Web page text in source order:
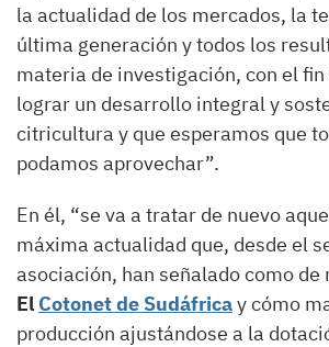
la actualidad de los mercados, la
última generación y todos los
materia de investigación, con el
lograr un desarrollo integral y
citricultura y que esperamos que
podamos aprovechar”.
En él, “se va a tratar de nuevo
máxima actualidad que, desde el
asociación, han señalado como
El Cotonet de Sudáfricay cómo
producción ajustándose a la